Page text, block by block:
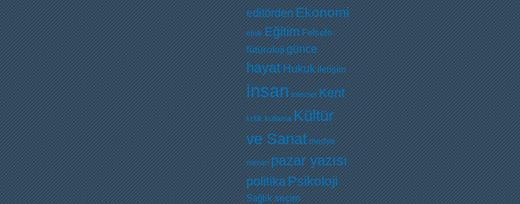
editörden Ekonomi
etnik Eğitim Felsefe
fütürolojigünce
hayatHukuk iletişim
insan internet Kent
kritik kutlama Kültür
ve Sanat medya
mimari pazar yazısı
politikaPsikoloji
Sağlık seçim